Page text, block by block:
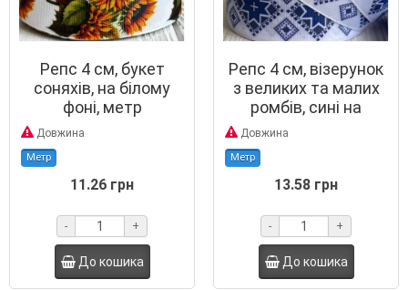
Репс 4 см, букет
соняхів, на білому
фоні, метр
Довжина
Метр
11.26 грн
- +
До кошика
Репс 4 см, візерунок
з великих та малих
ромбів, сині на
білому, метр
Довжина
Метр
13.58 грн
- +
До кошика